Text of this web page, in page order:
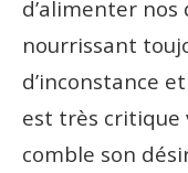
d’alimenter
nourrissant
d’inconstance
est très critique
comble son